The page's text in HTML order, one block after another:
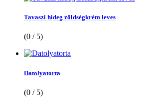
Tavaszi hideg zöldségkrém leves
(0 / 5)
Datolyatorta
(0 / 5)